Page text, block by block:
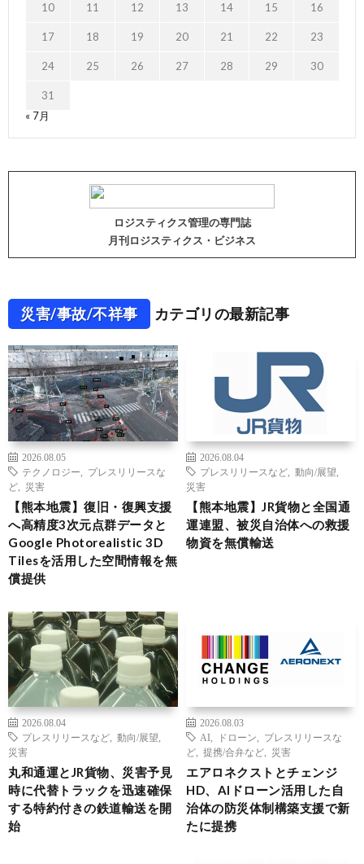
10 11 12 13 14 15 16
17 18 19 20 21 22 23
24 25 26 27 28 29 30
31
« 7月
ロジスティクス管理の専門誌
月刊ロジスティクス・ビジネス
災害/事故/不祥事 カテゴリの最新記事
2026.08.05
テクノロジー
プレスリリースな
ど
災害
【熊本地震】復旧・復興支援
へ高精度3次元点群データと
Google Photorealistic 3D
Tilesを活用した空間情報を無
償提供
2026.08.04
プレスリリースなど
動向/展望
災害
【熊本地震】JR貨物と全国通
運連盟、被災自治体への救援
物資を無償輸送
2026.08.04
プレスリリースなど
動向/展望
災害
丸和通運とJR貨物、災害予見
時に代替トラックを迅速確保
する特約付きの鉄道輸送を開
始
2026.08.03
AI
ドローン
プレスリリースな
ど
提携/合弁など 災害
エアロネクストとチェンジ
HD、AIドローン活用した自
治体の防災体制構築支援で新
たに提携